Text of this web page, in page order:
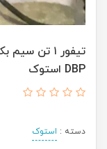
DBP استوک
دسته : استوک